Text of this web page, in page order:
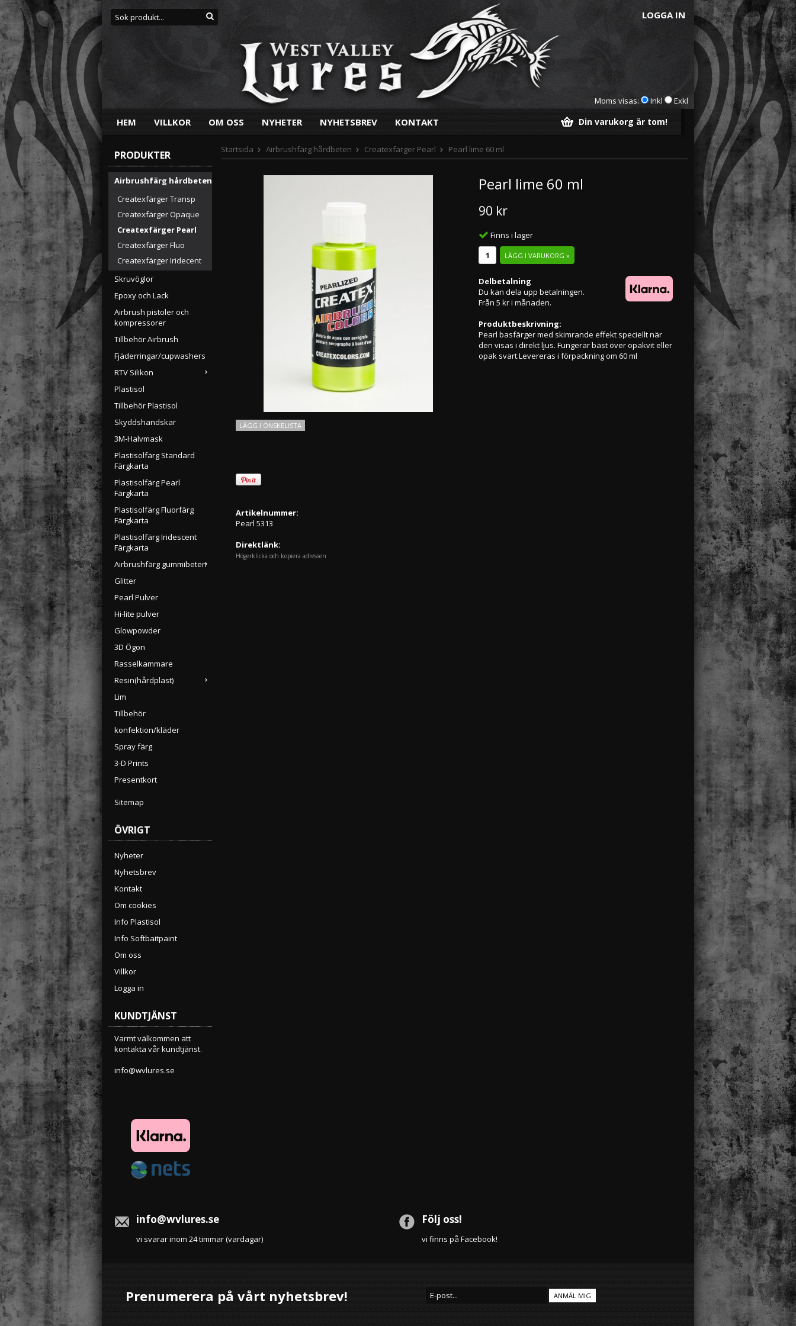
Moms visas: Inkl Exkl
LOGGA IN
HEM VILLKOR OM OSS NYHETER NYHETSBREV KONTAKT Din varukorg är tom!
PRODUKTER
Airbrushfärg hårdbeten
Createxfärger Transp
Createxfärger Opaque
Createxfärger Pearl
Createxfärger Fluo
Createxfärger Iridecent
Skruvöglor
Epoxy och Lack
Airbrush pistoler och
kompressorer
Tillbehör Airbrush
Fjäderringar/cupwashers
RTV Silikon
Plastisol
Tillbehör Plastisol
Skyddshandskar
3M-Halvmask
Plastisolfärg Standard
Färgkarta
Plastisolfärg Pearl
Färgkarta
Plastisolfärg Fluorfärg
Färgkarta
Plastisolfärg Iridescent
Färgkarta
Airbrushfärg gummibeten
Glitter
Pearl Pulver
Hi-lite pulver
Glowpowder
3D Ögon
Rasselkammare
Resin(hårdplast)
Lim
Tillbehör
konfektion/kläder
Spray färg
3-D Prints
Presentkort
Sitemap
ÖVRIGT
Nyheter
Nyhetsbrev
Kontakt
Om cookies
Info Plastisol
Info Softbaitpaint
Om oss
Villkor
Logga in
KUNDTJÄNST
Varmt välkommen att
kontakta vår kundtjänst.
info@wvlures.se
Startsida Airbrushfärg hårdbeten Createxfärger Pearl Pearl lime 60 ml
LÄGG I ÖNSKELISTA
Artikelnummer:
Pearl 5313
Direktlänk:
Högerklicka och kopiera adressen
Pearl lime 60 ml
90 kr
Finns i lager
LÄGG I VARUKORG »
Delbetalning
Du kan dela upp betalningen.
Från 5 kr i månaden.
Produktbeskrivning:
Pearl basfärger med skimrande effekt speciellt när
den visas i direkt ljus. Fungerar bäst över opakvit eller
opak svart.Levereras i förpackning om 60 ml
info@wvlures.se
vi svarar inom 24 timmar (vardagar)
Följ oss!
vi finns på Facebook!
Prenumerera på vårt nyhetsbrev! ANMÄL MIG